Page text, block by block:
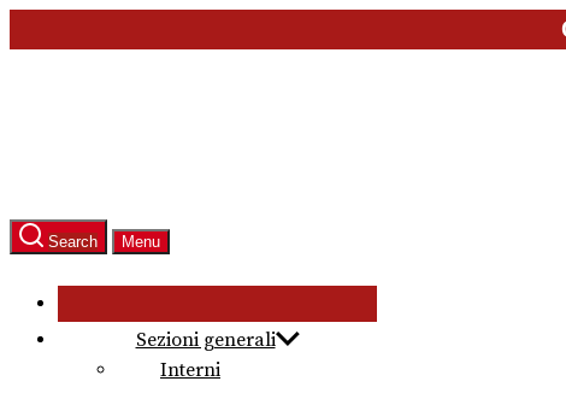
to
Search Menu
Sezioni generali
Interni